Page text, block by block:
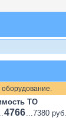
оборудование.
ТО
4766...7380 руб.